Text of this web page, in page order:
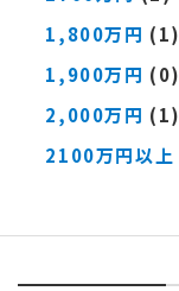
1,800万円 (1)
1,900万円 (0)
2,000万円 (1)
2100万円以上